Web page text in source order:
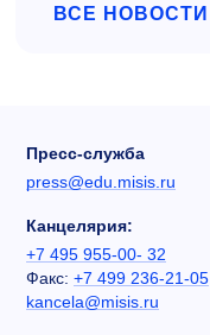
ВСЕ НОВОСТИ
Пресс-служба
press@edu.misis.ru
Канцелярия:
+7 495 955-00- 32
Факс: +7 499 236-21-05
kancela@misis.ru